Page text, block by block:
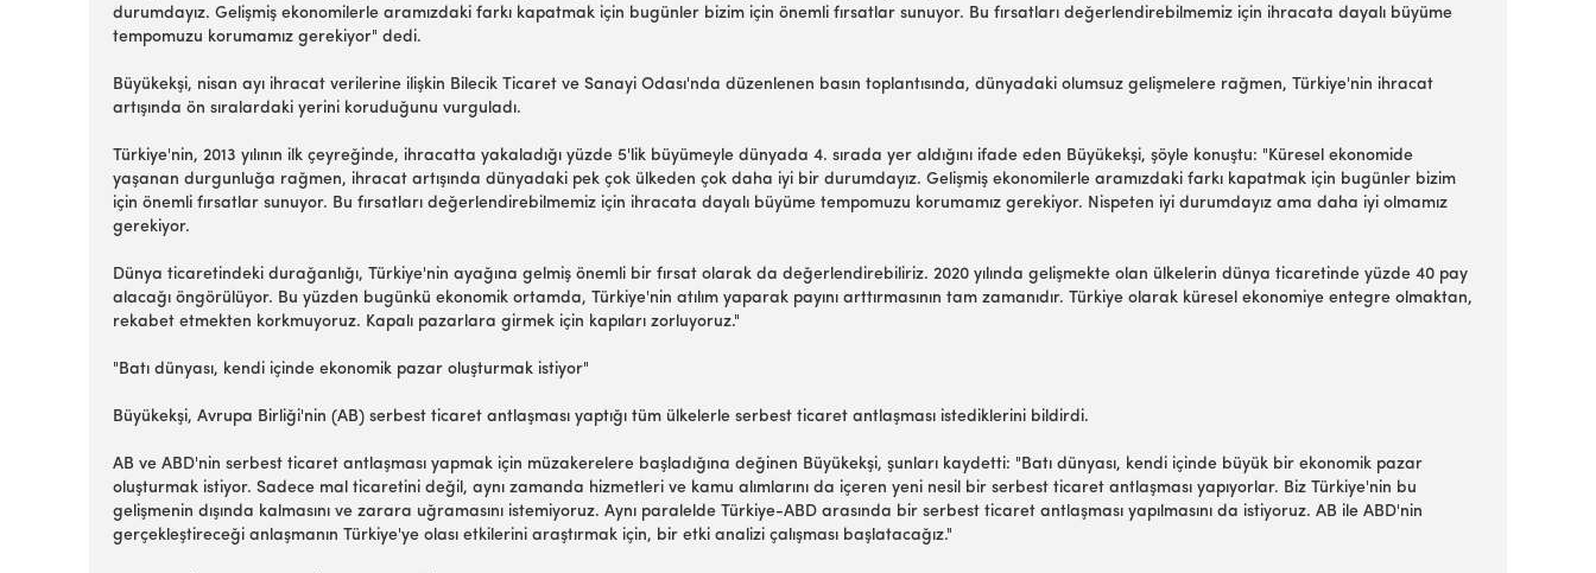
durumdayız. Gelişmiş ekonomilerle aramızdaki farkı kapatmak için bugünler bizim için önemli fırsatlar sunuyor. Bu fırsatları değerlendirebilmemiz için ihracata dayalı büyüme
tempomuzu korumamız gerekiyor" dedi.
Büyükekşi, nisan ayı ihracat verilerine ilişkin Bilecik Ticaret ve Sanayi Odası'nda düzenlenen basın toplantısında, dünyadaki olumsuz gelişmelere rağmen, Türkiye'nin ihracat
artışında ön sıralardaki yerini koruduğunu vurguladı.
Türkiye'nin, 2013 yılının ilk çeyreğinde, ihracatta yakaladığı yüzde 5'lik büyümeyle dünyada 4. sırada yer aldığını ifade eden Büyükekşi, şöyle konuştu: "Küresel ekonomide
yaşanan durgunluğa rağmen, ihracat artışında dünyadaki pek çok ülkeden çok daha iyi bir durumdayız. Gelişmiş ekonomilerle aramızdaki farkı kapatmak için bugünler bizim
için önemli fırsatlar sunuyor. Bu fırsatları değerlendirebilmemiz için ihracata dayalı büyüme tempomuzu korumamız gerekiyor. Nispeten iyi durumdayız ama daha iyi olmamız
gerekiyor.
Dünya ticaretindeki durağanlığı, Türkiye'nin ayağına gelmiş önemli bir fırsat olarak da değerlendirebiliriz. 2020 yılında gelişmekte olan ülkelerin dünya ticaretinde yüzde 40 pay
alacağı öngörülüyor. Bu yüzden bugünkü ekonomik ortamda, Türkiye'nin atılım yaparak payını arttırmasının tam zamanıdır. Türkiye olarak küresel ekonomiye entegre olmaktan,
rekabet etmekten korkmuyoruz. Kapalı pazarlara girmek için kapıları zorluyoruz."
"Batı dünyası, kendi içinde ekonomik pazar oluşturmak istiyor"
Büyükekşi, Avrupa Birliği'nin (AB) serbest ticaret antlaşması yaptığı tüm ülkelerle serbest ticaret antlaşması istediklerini bildirdi.
AB ve ABD'nin serbest ticaret antlaşması yapmak için müzakerelere başladığına değinen Büyükekşi, şunları kaydetti: "Batı dünyası, kendi içinde büyük bir ekonomik pazar
oluşturmak istiyor. Sadece mal ticaretini değil, aynı zamanda hizmetleri ve kamu alımlarını da içeren yeni nesil bir serbest ticaret antlaşması yapıyorlar. Biz Türkiye'nin bu
gelişmenin dışında kalmasını ve zarara uğramasını istemiyoruz. Aynı paralelde Türkiye-ABD arasında bir serbest ticaret antlaşması yapılmasını da istiyoruz. AB ile ABD'nin
gerçekleştireceği anlaşmanın Türkiye'ye olası etkilerini araştırmak için, bir etki analizi çalışması başlatacağız."